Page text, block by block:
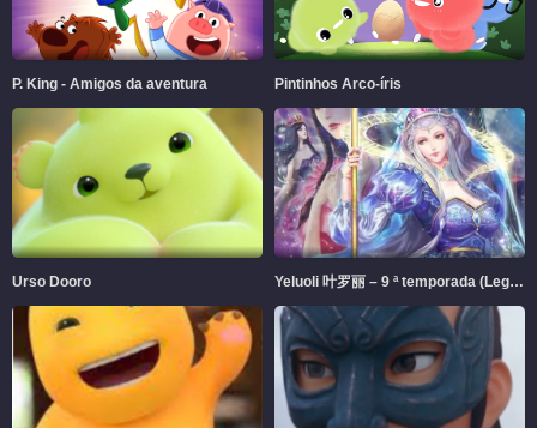
P. King - Amigos da aventura Pintinhos Arco-íris
Urso Dooro Yeluoli 叶罗丽 – 9 ª temporada (Legendado)